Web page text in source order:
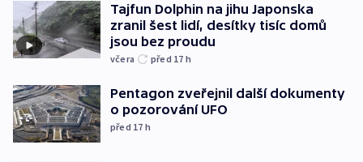
Tajfun Dolphin na jihu Japonska
zranil šest lidí, desítky tisíc domů
jsou bez proudu
včera před 17 h
Pentagon zveřejnil další dokumenty
o pozorování UFO
před 17 h